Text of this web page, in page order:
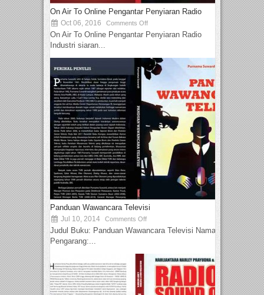
On Air To Online Pengantar Penyiaran Radio
Oct 06, 2016 Comments Off
On Air To Online Pengantar Penyiaran Radio
Industri siaran...
Panduan Wawancara Televisi
Jul 10, 2014 Comments Off
Judul Buku: Panduan Wawancara Televisi Nama
Pengarang:...